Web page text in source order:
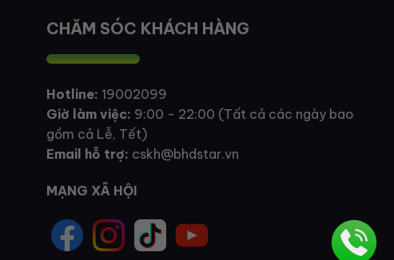
CHĂM SÓC KHÁCH HÀNG
Hotline: 19002099
Giờ làm việc: 9:00 - 22:00 (Tất cả các ngày bao
gồm cả Lễ, Tết)
Email hỗ trợ: cskh@bhdstar.vn
MẠNG XÃ HỘI